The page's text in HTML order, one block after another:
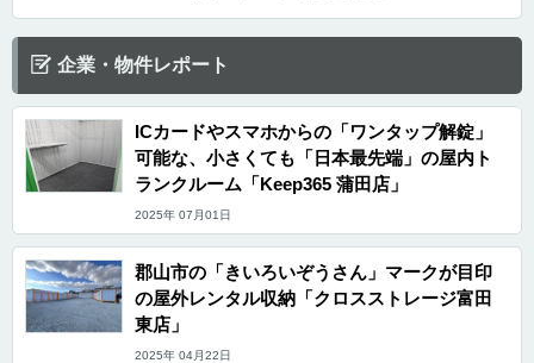
納スペースは0.5帖から2.0帖まで様々なサイズをご用意しております。価格帯は、月額
3,960円(税込)から15,950円(税込)とリーズナブルに設定しております。初期費用について
合は、これに加えて、事務手数料(0.5ヶ月)及び保証料(0.8ヶ月)を頂いております。その他
ください。 2021年9月現在、最大7か月間、掲載金額から使用料50%オフ（当初1年以上の
ご契約の場合）を実施しております。このほか、見学の希望や詳細のお問い合わせにつき
ましてはLIFULLトランクルームから電話やメールにてご連絡頂けます。 編集後記 キティ
プランニング株式会社は、「お客さんの素敵な明日のためのお手伝いをしたい」という想
いを持ってトランクルームを運営している企業である。今回取材させて頂いた「ジャスト
地下にある施設で、オープン時にも湿度の管理面において課題があったという。そこでポ
ンプの設置工事を施工すると共に強力な除湿機を複数台設置するなどして湿度の管理を可
能にしている。また、火災、盗難に加えて水害も補償する保険を企業負担で付けていると
いう。水害は免責であったり、保険料がユーザー負担になることが多い中で非常に手厚い
サービスだと思った。エレベーターの無い地下のトランクルームではあるが、提携運搬サ
ービス「レントラ便」も利用可能とのことなので、大きな家具や資材などの収納でもおす
すめできる施設だと感じた。
企業・物件レポート
ICカードやスマホからの「ワンタップ解錠」
可能な、小さくても「日本最先端」の屋内ト
ランクルーム「Keep365 蒲田店」
2025年 07月01日
郡山市の「きいろいぞうさん」マークが目印
の屋外レンタル収納「クロスストレージ富田
東店」
2025年 04月22日